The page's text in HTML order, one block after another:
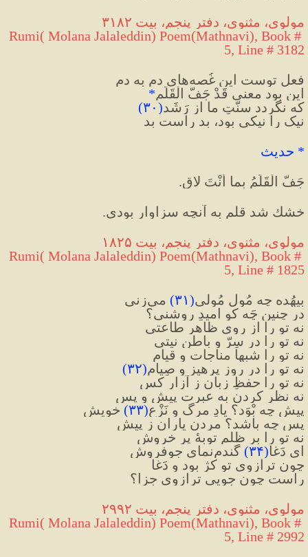
مولوی، مثنوی، دفتر پنجم، بیت ۳۱۸۲
Rumi( Molana Jalaleddin) Poem(Mathnavi), Book #
5, Line # 3182
فعل توست این غُصه‌های دم به دم
این بود معنی قَدْ جَفَّ الْقَلَم*
که نگردد سنّتِ ما از رَشَد(۳۰)
نیک را نیکی بود، بد راست بد
* حدیث
جَفَّ الْقَلَمُ بِما أنْتَ لاقٍ.
خشك شد قلم به آنچه سزاوار بودی.
مولوی، مثنوی، دفتر پنجم، بیت ۱۸۲۵
Rumi( Molana Jalaleddin) Poem(Mathnavi), Book #
5, Line # 1825
بیهُده چه مُول مُولی(۳۱) می‌زنی
در چنین چَه کو امیدِ روشنی؟
نه تو را از روی ظاهر طاعتی
نه تو را در سِرّ و باطن نیتی
نه تو را شبها مناجات و قیام
نه تو را در روز پرهیز و صِیام(۳۲)
نه تو را حفظِ زبان ز آزار کس
نه نظر کردن به عبرت پیش و پس
پیش چِه بْوَد؟ یادِ مرگ و نَزْعِ(۳۳) خویش
پس چه باشد؟ مردنِ یاران ز پیش
نه تو را بر ظلم توبهٔ پر خروش
ای دَغا(۳۴) گندم‌نمایِ جوفروش
چون ترازوی تو کژ بود و دَغا
راست چون جویی ترازوی جزا؟
مولوی، مثنوی، دفتر پنجم، بیت ۲۹۹۲
Rumi( Molana Jalaleddin) Poem(Mathnavi), Book #
5, Line # 2992